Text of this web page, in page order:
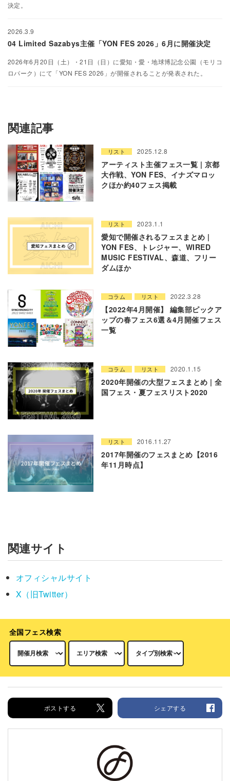
決定。
2026.3.9
04 Limited Sazabys主催「YON FES 2026」6月に開催決定
2026年6月20日（土）・21日（日）に愛知・愛・地球博記念公園（モリコ
ロパーク）にて「YON FES 2026」が開催されることが発表された。
関連記事
リスト 2025.12.8
アーティスト主催フェス一覧 | 京都
大作戦、YON FES、イナズマロッ
クほか約40フェス掲載
リスト 2023.1.1
愛知で開催されるフェスまとめ |
YON FES、トレジャー、WIRED
MUSIC FESTIVAL、森道、フリー
ダムほか
コラム リスト 2022.3.28
【2022年4月開催】 編集部ピックア
ップの春フェス6選＆4月開催フェス
一覧
コラム リスト 2020.1.15
2020年開催の大型フェスまとめ | 全
国フェス・夏フェスリスト2020
リスト 2016.11.27
2017年開催のフェスまとめ【2016
年11月時点】
関連サイト
オフィシャルサイト
X（旧Twitter）
全国フェス検索
ポストする シェアする